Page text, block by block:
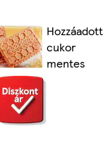
Hozzáadott
cukor
mentes